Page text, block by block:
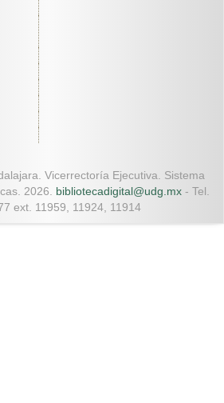
Vicerrectoría Ejecutiva. Sistema
2026. bibliotecadigital@udg.mx - Tel.
ext. 11959, 11924, 11914